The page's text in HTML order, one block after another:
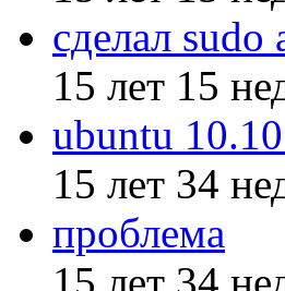
сделал
15 лет 15
ubuntu
15 лет 34
проблема
15 лет 34